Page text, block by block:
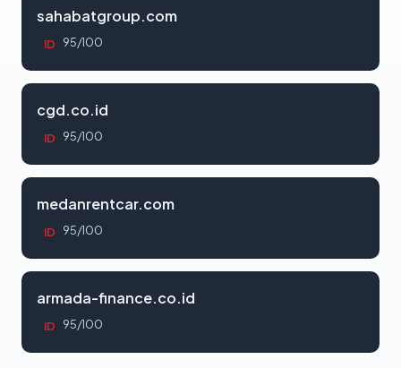
sahabatgroup.com
ID 95/100
cgd.co.id
ID 95/100
medanrentcar.com
ID 95/100
armada-finance.co.id
ID 95/100